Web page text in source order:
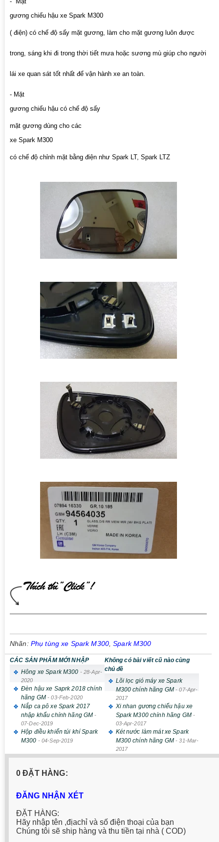
gương chiếu hậu xe Spark M300
( điện) có chế độ sấy mặt gương, làm cho mặt gương luôn được
trong, sáng khi đi trong thời tiết mưa hoặc sương mù giúp cho người
lái xe quan sát tốt nhất để vận hành xe an toàn.
- Mặt
gương chiếu hậu có chế độ sấy
mặt gương dùng cho các
xe Spark M300
có chế độ chỉnh mặt bằng điện như Spark LT, Spark LTZ
Nhãn: Phụ tùng xe Spark M300,Spark M300
CÁC SẢN PHẨM MỚI NHẬP
Hông xe Spark M300 - 28-Apr-
2020
Đèn hậu xe Saprk 2018 chính
hãng GM-03-Feb-2020
Nắp ca pô xe Spark 2017
nhập khẩu chính hãng GM -
07-Dec-2019
Hộp điều khiển túi khí Spark
M300 - 04-Sep-2019
Không có bài viết cũ nào cùng
chủ đề
Lõi lọc gió máy xe Spark
M300 chính hãng GM -07-Apr-
2017
Xi nhan gương chiếu hậu xe
Spark M300 chính hãng GM-
03-Apr-2017
Két nước làm mát xe Spark
M300 chính hãng GM -31-Mar-
2017
0 ĐẶT HÀNG:
ĐĂNG NHẬN XÉT
ĐẶT HÀNG:
Hãy nhập tên ,địachỉ và số điện thoại của bạn
Chúng tôi sẽ ship hàng và thu tiền tại nhà ( COD)